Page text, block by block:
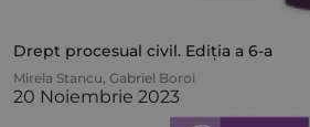
Drept procesual civil. Ediția a 6-a
Mirela Stancu, Gabriel Boroi
20 Noiembrie 2023